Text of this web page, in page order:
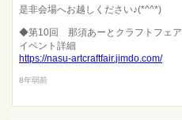
是非会場へお越しください♪(*^^*)
◆第10回 那須あーとクラフトフェア
イベント詳細
https://nasu-artcraftfair.jimdo.com/
8年弱前